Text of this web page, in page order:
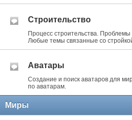
Строительство
Процесс строительства. Проблемы
Любые темы связанные со
Аватары
Создание и поиск аватаров для
по аватарам.
Миры